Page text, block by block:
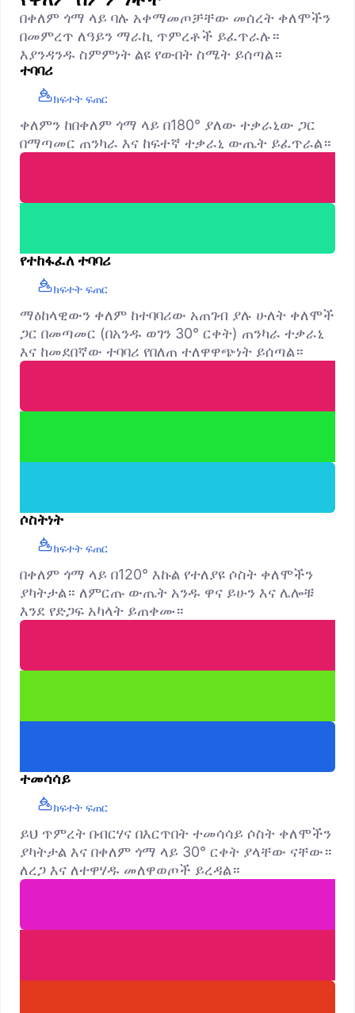
በቀለም ጎማ ላይ ባሉ አቀማመጦቻቸው መሰረት ቀለሞችን
በመምረጥ ለዓይን ማራኪ ጥምረቶች ይፈጥራሉ።
እያንዳንዱ ስምምነት ልዩ የውበት ስሜት ይሰጣል።
ተባባሪ
ክፍተት ፍጠር
ቀለምን ከበቀለም ጎማ ላይ በ180° ያለው ተቃራኒው ጋር
በማጣመር ጠንካራ እና ከፍተኛ ተቃራኒ ውጤት ይፈጥራል።
የተከፋፈለ ተባባሪ
ክፍተት ፍጠር
ማዕከላዊውን ቀለም ከተባባሪው አጠገብ ያሉ ሁለት ቀለሞች
ጋር በመጣመር (በአንዱ ወገን 30° ርቀት) ጠንካራ ተቃራኒ
እና ከመደበኛው ተባባሪ የበለጠ ተለዋዋጭነት ይሰጣል።
ሶስትነት
ክፍተት ፍጠር
በቀለም ጎማ ላይ በ120° እኩል የተለያዩ ሶስት ቀለሞችን
ያካትታል። ለምርጡ ውጤት አንዱ ዋና ይሁን እና ሌሎቹ
እንደ የድጋፍ አካላት ይጠቀሙ።
ተመሳሳይ
ክፍተት ፍጠር
ይህ ጥምረት በብርሃና በእርጥበት ተመሳሳይ ሶስት ቀለሞችን
ያካትታል እና በቀለም ጎማ ላይ 30° ርቀት ያላቸው ናቸው።
ለረጋ እና ለተዋሃዱ መለዋወጦች ይረዳል።